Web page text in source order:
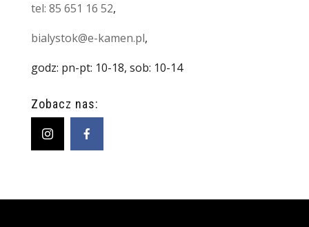
tel: 85 651 16 52,
bialystok@e-kamen.pl,
godz: pn-pt: 10-18, sob: 10-14
Zobacz nas: